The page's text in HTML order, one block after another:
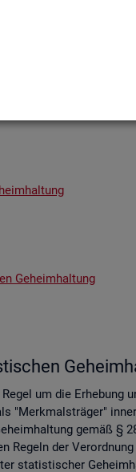
Geheimhaltung
des Da­ten­schut­zes
Ge­heim­hal­tung
um die Er­he­bung
"Merk­mals­trä­ger"
gemäß §
der
sta­tis­ti­scher